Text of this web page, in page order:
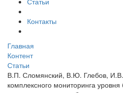
Контакты
Главная
Контент
Статьи
В.П. Сломянский, В.Ю. Глебов,
комплексного мониторинга уровня